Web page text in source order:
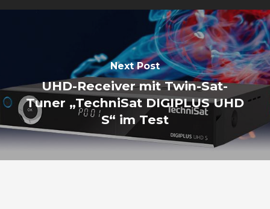
Next Post
UHD-Receiver mit Twin-Sat-
Tuner „TechniSat DIGIPLUS UHD
S“ im Test